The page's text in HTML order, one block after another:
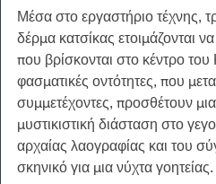
Μέσα στο εργαστήριο τέχνης,
δέρμα κατσίκας ετοιμάζονται
που βρίσκονται στο κέντρο
φασματικές οντότητες, που
συμμετέχοντες, προσθέτουν
μυστικιστική διάσταση στο
αρχαίας λαογραφίας και του
σκηνικό για μια νύχτα γοητείας.